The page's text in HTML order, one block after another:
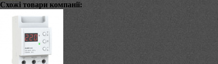
Схожі товари компанії: